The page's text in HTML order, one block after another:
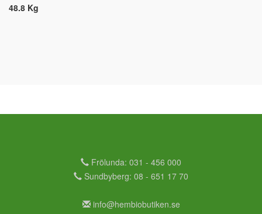
48.8 Kg
Frölunda: 031 - 456 000
Sundbyberg: 08 - 651 17 70
info@hembiobutiken.se